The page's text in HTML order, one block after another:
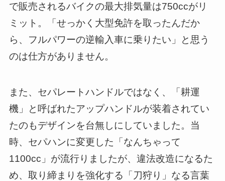
で販売されるバイクの最大排気量は750ccがリ
ミット。「せっかく大型免許を取ったんだか
ら、フルパワーの逆輸入車に乗りたい」と思う
のは仕方がありません。
また、セパレートハンドルではなく、「耕運
機」と呼ばれたアップハンドルが装着されてい
たのもデザインを台無しにしていました。当
時、セパハンに変更した「なんちゃって
1100cc」が流行りましたが、違法改造になるた
め、取り締まりを強化する「刀狩り」なる言葉